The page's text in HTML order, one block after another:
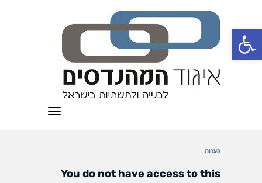
פתח סרגל נגישות
תפריט
הערות
You do not have access to this